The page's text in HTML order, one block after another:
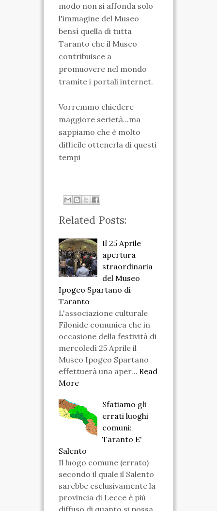
modo non si affonda solo
l'immagine del Museo
bensì quella di tutta
Taranto che il Museo
contribuisce a
promuovere nel mondo
tramite i portali internet.
Vorremmo chiedere
maggiore serietà...ma
sappiamo che è molto
difficile ottenerla di questi
tempi
Related Posts:
Il 25 Aprile
apertura
straordinaria
del Museo
Ipogeo Spartano di
Taranto
L'associazione culturale
Filonide comunica che in
occasione della festività di
mercoledì 25 Aprile il
Museo Ipogeo Spartano
effettuerà una aper… Read
More
Sfatiamo gli
errati luoghi
comuni:
Taranto E'
Salento
Il luogo comune (errato)
secondo il quale il Salento
sarebbe esclusivamente la
provincia di Lecce è più
diffuso di quanto si possa